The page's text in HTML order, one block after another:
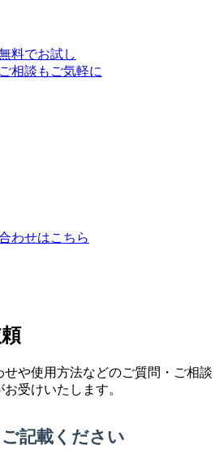
料でお試し
ご相談もご気軽に
わせはこちら
や使用方法などのご質問・ご相談
受けいたします。